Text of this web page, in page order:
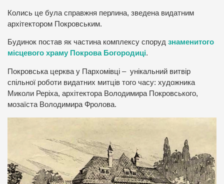
Колись це була справжня перлина, зведена видатним
архітектором Покровським.
Будинок постав як частина комплексу споруд знаменитого
місцевого храму Покрова Богородиці.
Покровська церква у Пархомівці – унікальний витвір
спільної роботи видатних митців того часу: художника
Миколи Реріха, архітектора Володимира Покровського,
мозаїста Володимира Фролова.